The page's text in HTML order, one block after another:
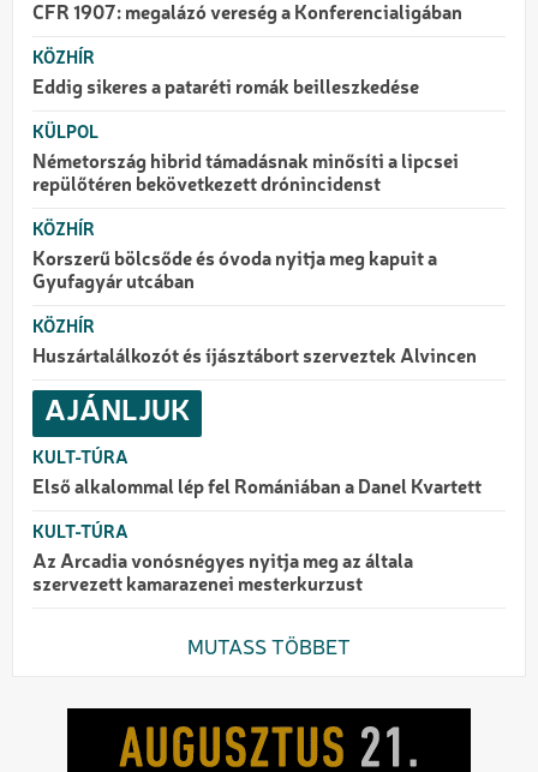
CFR 1907: megalázó vereség a Konferencialigában
KÖZHÍR
Eddig sikeres a pataréti romák beilleszkedése
KÜLPOL
Németország hibrid támadásnak minősíti a lipcsei
repülőtéren bekövetkezett drónincidenst
KÖZHÍR
Korszerű bölcsőde és óvoda nyitja meg kapuit a
Gyufagyár utcában
KÖZHÍR
Huszártalálkozót és íjásztábort szerveztek Alvincen
AJÁNLJUK
KULT-TÚRA
Első alkalommal lép fel Romániában a Danel Kvartett
KULT-TÚRA
Az Arcadia vonósnégyes nyitja meg az általa
szervezett kamarazenei mesterkurzust
MUTASS TÖBBET